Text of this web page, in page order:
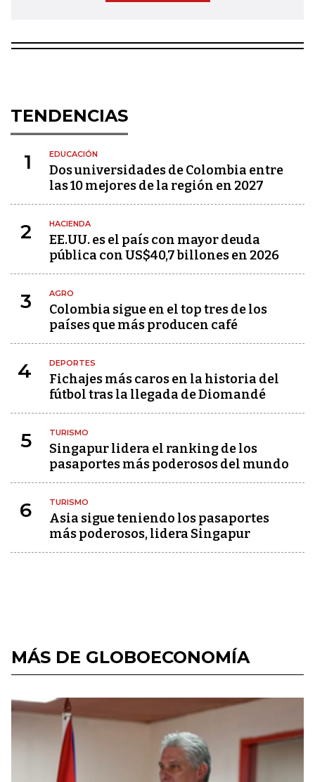
TENDENCIAS
1 EDUCACIÓN
Dos universidades de Colombia entre
las 10 mejores de la región en 2027
2 HACIENDA
EE.UU. es el país con mayor deuda
pública con US$40,7 billones en 2026
3 AGRO
Colombia sigue en el top tres de los
países que más producen café
4 DEPORTES
Fichajes más caros en la historia del
fútbol tras la llegada de Diomandé
5 TURISMO
Singapur lidera el ranking de los
pasaportes más poderosos del mundo
6 TURISMO
Asia sigue teniendo los pasaportes
más poderosos, lidera Singapur
MÁS DE GLOBOECONOMÍA